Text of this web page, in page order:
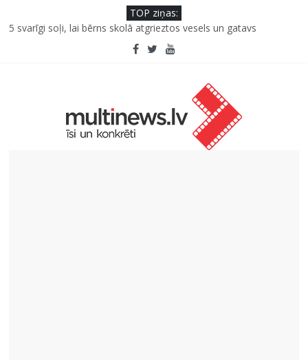
TOP ziņas:
Šefpavārs iesaka, kā gudri un izdevīgi izmantot kabačus no
5 svarīgi soļi, lai bērns skolā atgrieztos vesels un gatavs
Saeimas priekšsēdētāja Ikšķilē: politiski represēto cilvēku
nesalaužamā ticība Latvijai ir mūsu valsts spēka pamats
Viens klikšķis līdz maksājumam vai viens mirklis līdz krāpšanai?
Kā neuzkāpt uz tiem pašiem grābekļiem: 5 iespējamās kļūdas